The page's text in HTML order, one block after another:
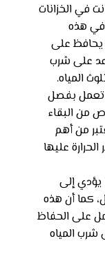
في الخزانات
في هذه
على
على شرب
المياه.
تعمل بفصل
من البقاء
من أهم
عليها
يؤدي إلى
كما أن هذه
على الحفاظ
المياه